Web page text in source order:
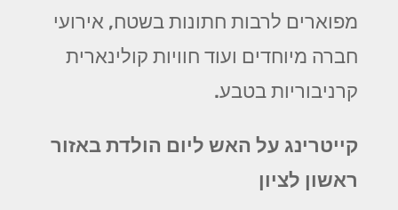
מפוארים לרבות חתונות בשטח, אירועי
חברה מיוחדים ועוד חוויות קולינארית
קרניבוריות בטבע.
קייטרינג על האש ליום הולדת באזור
ראשון לציון